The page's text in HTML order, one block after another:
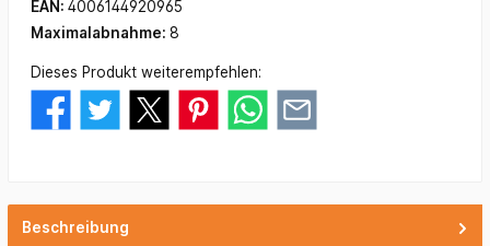
EAN: 4006144920965
Maximalabnahme: 8
Dieses Produkt weiterempfehlen:
Beschreibung